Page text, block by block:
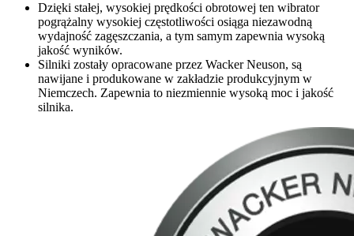
Dzięki stałej, wysokiej prędkości obrotowej ten wibrator
pogrążalny wysokiej częstotliwości osiąga niezawodną
wydajność zagęszczania, a tym samym zapewnia wysoką
jakość wyników.
Silniki zostały opracowane przez Wacker Neuson, są
nawijane i produkowane w zakładzie produkcyjnym w
Niemczech. Zapewnia to niezmiennie wysoką moc i jakość
silnika.